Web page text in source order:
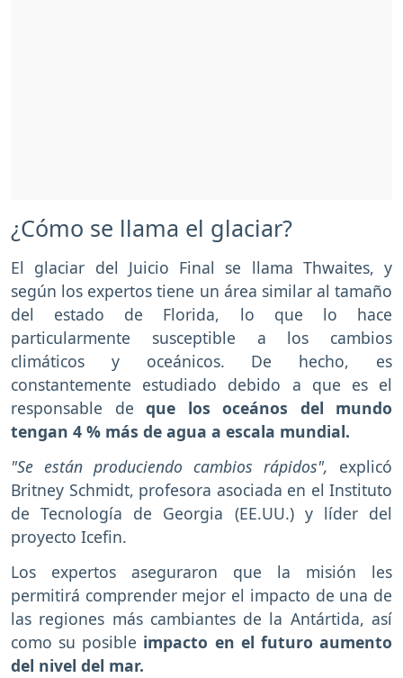
¿Cómo se llama el glaciar?
El glaciar del Juicio Final se llama Thwaites, y
según los expertos tiene un área similar al tamaño
del estado de Florida, lo que lo hace
particularmente susceptible a los cambios
climáticos y oceánicos. De hecho, es
constantemente estudiado debido a que es el
responsable de que los oceános del mundo
tengan 4 % más de agua a escala mundial.
"Se están produciendo cambios rápidos", explicó
Britney Schmidt, profesora asociada en el Instituto
de Tecnología de Georgia (EE.UU.) y líder del
proyecto Icefin.
Los expertos aseguraron que la misión les
permitirá comprender mejor el impacto de una de
las regiones más cambiantes de la Antártida, así
como su posible impacto en el futuro aumento
del nivel del mar.